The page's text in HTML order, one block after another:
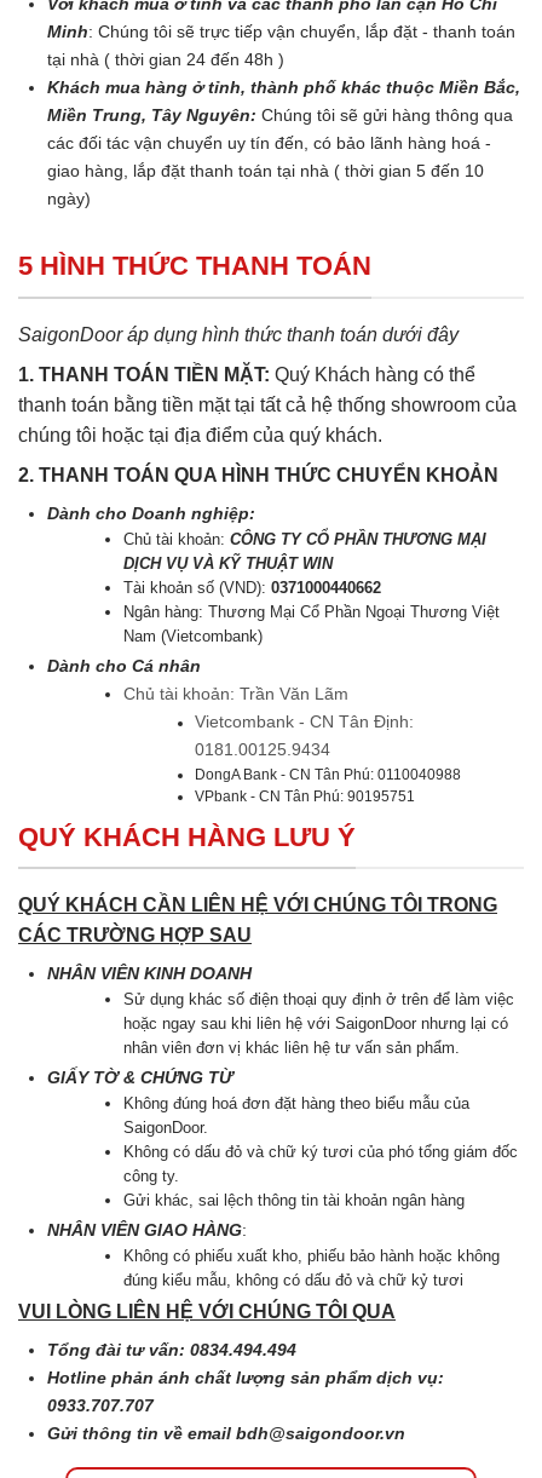
Minh: Chúng tôi sẽ trực tiếp vận chuyển, lắp đặt - thanh toán
tại nhà ( thời gian 24 đến 48h )
Khách mua hàng ở tỉnh, thành phố khác thuộc Miền Bắc,
Miền Trung, Tây Nguyên: Chúng tôi sẽ gửi hàng thông qua
các đối tác vận chuyển uy tín đến, có bảo lãnh hàng hoá -
giao hàng, lắp đặt thanh toán tại nhà ( thời gian 5 đến 10
ngày)
5 HÌNH THỨC THANH TOÁN
SaigonDoor áp dụng hình thức thanh toán dưới đây
1. THANH TOÁN TIỀN MẶT: Quý Khách hàng có thể
thanh toán bằng tiền mặt tại tất cả hệ thống showroom của
chúng tôi hoặc tại địa điểm của quý khách.
2. THANH TOÁN QUA HÌNH THỨC CHUYỂN KHOẢN
Dành cho Doanh nghiệp:
Chủ tài khoản:CÔNG TY CỔ PHẦN THƯƠNG MẠI
DỊCH VỤ VÀ KỸ THUẬT WIN
Tài khoản số (VND):0371000440662
Ngân hàng: Thương Mại Cổ Phần Ngoại Thương Việt
Nam (Vietcombank)
Dành cho Cá nhân
Chủ tài khoản: Trần Văn Lãm
Vietcombank - CN Tân Định:
0181.00125.9434
DongA Bank - CN Tân Phú: 0110040988
VPbank - CN Tân Phú: 90195751
QUÝ KHÁCH HÀNG LƯU Ý
QUÝ KHÁCH CẦN LIÊN HỆ VỚI CHÚNG TÔI TRONG
CÁC TRƯỜNG HỢP SAU
NHÂN VIÊN KINH DOANH
Sử dụng khác số điện thoại quy định ở trên để làm việc
hoặc ngay sau khi liên hệ với SaigonDoor nhưng lại có
nhân viên đơn vị khác liên hệ tư vấn sản phẩm.
GIẤY TỜ & CHỨNG TỪ
Không đúng hoá đơn đặt hàng theo biểu mẫu của
SaigonDoor.
Không có dấu đỏ và chữ ký tươi của phó tổng giám đốc
công ty.
Gửi khác, sai lệch thông tin tài khoản ngân hàng
NHÂN VIÊN GIAO HÀNG:
Không có phiếu xuất kho, phiếu bảo hành hoặc không
đúng kiểu mẫu, không có dấu đỏ và chữ kỷ tươi
VUI LÒNG LIÊN HỆ VỚI CHÚNG TÔI QUA
Tổng đài tư vấn: 0834.494.494
Hotline phản ánh chất lượng sản phẩm dịch vụ:
0933.707.707
Gửi thông tin về emailbdh@saigondoor.vn